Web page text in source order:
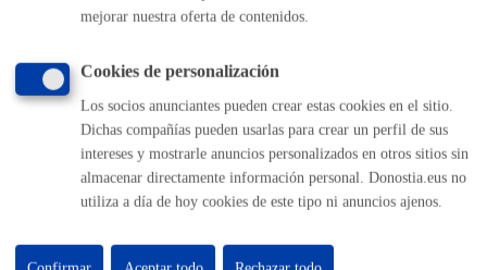
Sede electrónica
Sala de prensa
Mapa web
Otras páginas web corporativas
Donostia Kirola
Donostia Turismo
mejorar nuestra oferta de contenidos.
Cookies de personalización
Los socios anunciantes pueden crear estas cookies en el sitio.
Dichas compañías pueden usarlas para crear un perfil de sus
intereses y mostrarle anuncios personalizados en otros sitios sin
almacenar directamente información personal. Donostia.eus no
utiliza a día de hoy cookies de este tipo ni anuncios ajenos.